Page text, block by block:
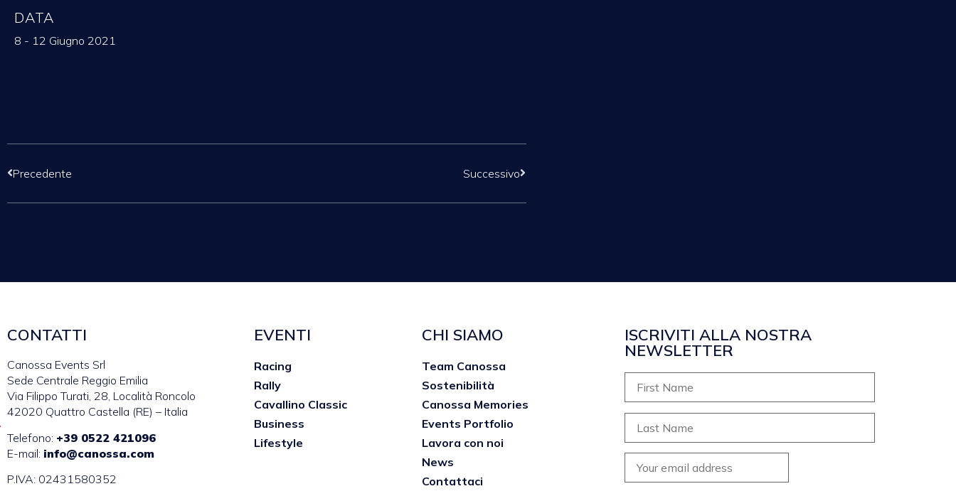
DATA
8 - 12 Giugno 2021
Precedente Successivo
CONTATTI
Canossa Events Srl
Sede Centrale Reggio Emilia
Via Filippo Turati, 28, Località Roncolo
42020 Quattro Castella (RE) – Italia
Telefono: +39 0522 421096
E-mail: info@canossa.com
P.IVA: 02431580352
EVENTI
Racing
Rally
Cavallino Classic
Business
Lifestyle
CHI SIAMO
Team Canossa
Sostenibilità
Canossa Memories
Events Portfolio
Lavora con noi
News
Contattaci
ISCRIVITI ALLA NOSTRA
NEWSLETTER